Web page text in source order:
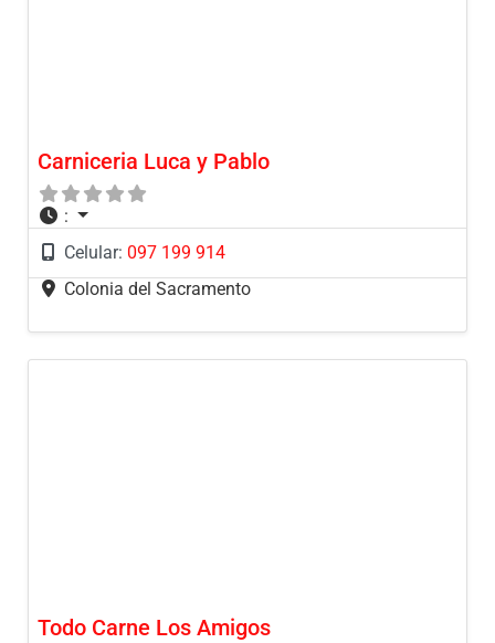
Carniceria Luca y Pablo
:
Celular: 097 199 914
Colonia del Sacramento
Todo Carne Los Amigos